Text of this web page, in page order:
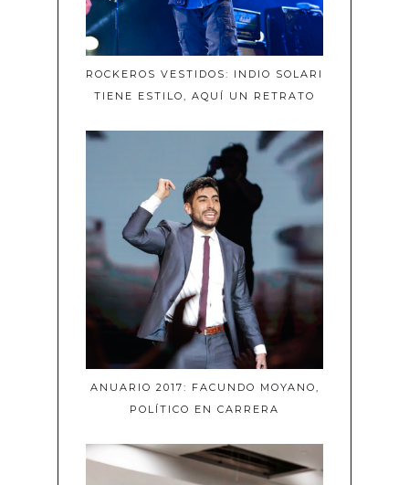
ROCKEROS VESTIDOS: INDIO SOLARI
TIENE ESTILO, AQUÍ UN RETRATO
ANUARIO 2017: FACUNDO MOYANO,
POLÍTICO EN CARRERA